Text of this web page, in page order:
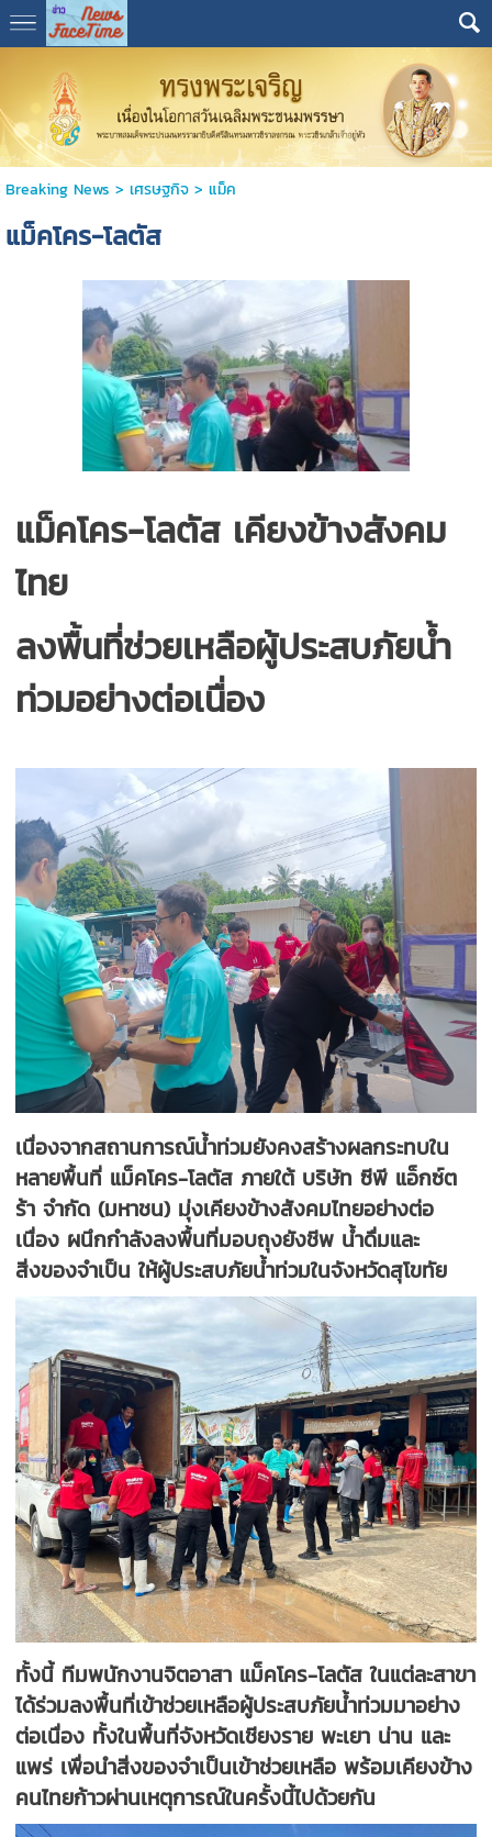
Breaking News > เศรษฐกิจ> แม็ค
แม็คโคร-โลตัส
แม็คโคร-โลตัส เคียงข้างสังคม
ไทย
ลงพื้นที่ช่วยเหลือผู้ประสบภัยน้ำ
ท่วมอย่างต่อเนื่อง
เนื่องจากสถานการณ์น้ำท่วมยังคงสร้างผลกระทบใน
หลายพื้นที่ แม็คโคร-โลตัส ภายใต้ บริษัท ซีพี แอ็กซ์ต
ร้า จำกัด (มหาชน) มุ่งเคียงข้างสังคมไทยอย่างต่อ
เนื่อง ผนึกกำลังลงพื้นที่มอบถุงยังชีพ น้ำดื่มและ
สิ่งของจำเป็น ให้ผู้ประสบภัยน้ำท่วมในจังหวัดสุโขทัย
ทั้งนี้ ทีมพนักงานจิตอาสา แม็คโคร-โลตัส ในแต่ละสาขา
ได้ร่วมลงพื้นที่เข้าช่วยเหลือผู้ประสบภัยน้ำท่วมมาอย่าง
ต่อเนื่อง ทั้งในพื้นที่จังหวัดเชียงราย พะเยา น่าน และ
แพร่ เพื่อนำสิ่งของจำเป็นเข้าช่วยเหลือ พร้อมเคียงข้าง
คนไทยก้าวผ่านเหตุการณ์ในครั้งนี้ไปด้วยกัน